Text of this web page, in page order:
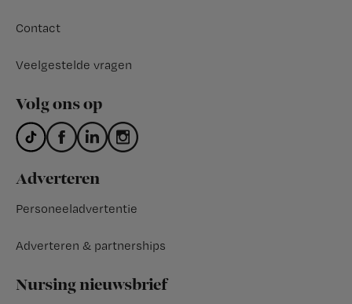
Contact
Veelgestelde vragen
Volg ons op
Adverteren
Personeeladvertentie
Adverteren & partnerships
Nursing nieuwsbrief